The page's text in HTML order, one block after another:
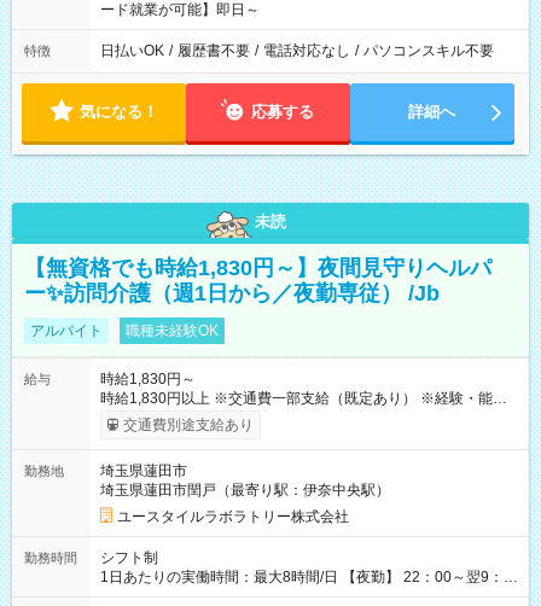
ード就業が可能】即日～
特徴 日払いOK / 履歴書不要 / 電話対応なし / パソコンスキル不要
気になる！ 応募する 詳細へ
未読
【無資格でも時給1,830円～】夜間見守りヘルパ
ー✨訪問介護（週1日から／夜勤専従） /Jb
アルバイト 職種未経験OK
給与
時給1,830円～
時給1,830円以上 ※交通費一部支給（既定あり） ※経験・能力を
考慮して決定します 【収入例】 週1回勤務の場合：1,830円×8時
間×4回=5万8,560円 週3回勤務の場合：1,830円×8時間×12回
月 ※ 雇用形態と給与に、本採用時と異なる部分があります。 雇
用形態：本採用時と同じです。 給与：時給 1,580円以上
交通費別途支給あり
勤務地
埼玉県蓮田市
埼玉県蓮田市閏戸（最寄り駅：伊奈中央駅）
ユースタイルラボラトリー株式会社
勤務時間
シフト制
1日あたりの実働時間：最大8時間/日 【夜勤】 22：00～翌9：
00 ※週1日～OK ／ 夜勤専従 ＊＊ 勤務時間例 ＊＊ ■22時か